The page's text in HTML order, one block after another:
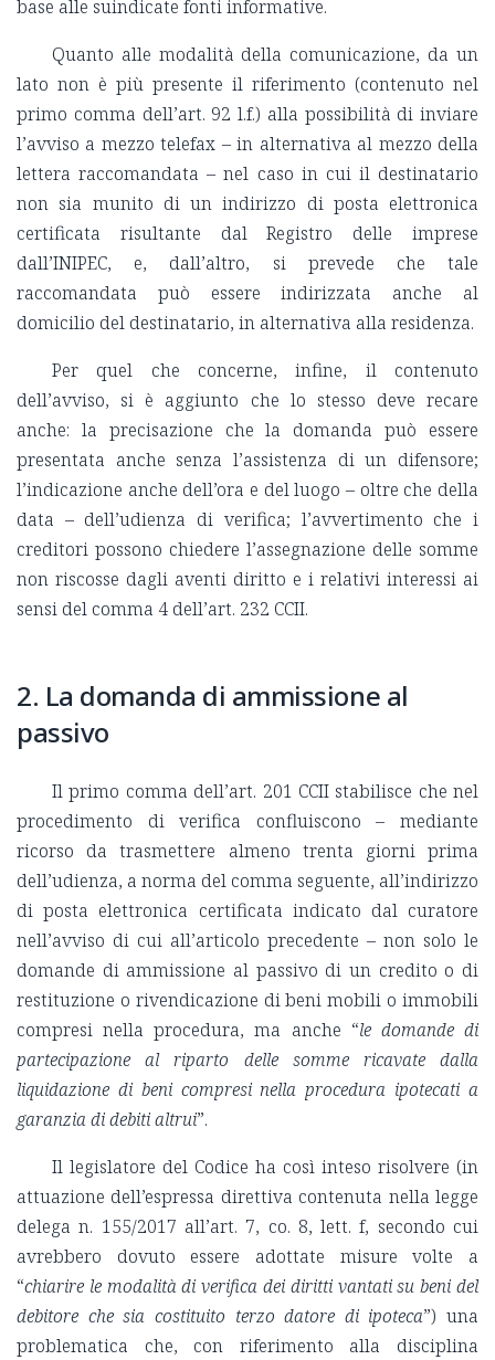
base alle suindicate fonti informative.
Quanto alle modalità della comunicazione, da un
lato non è più presente il riferimento (contenuto nel
primo comma dell’art. 92 l.f.) alla possibilità di inviare
l’avviso a mezzo telefax – in alternativa al mezzo della
lettera raccomandata – nel caso in cui il destinatario
non sia munito di un indirizzo di posta elettronica
certificata risultante dal Registro delle imprese
dall’INIPEC, e, dall’altro, si prevede che tale
raccomandata può essere indirizzata anche al
domicilio del destinatario, in alternativa alla residenza.
Per quel che concerne, infine, il contenuto
dell’avviso, si è aggiunto che lo stesso deve recare
anche: la precisazione che la domanda può essere
presentata anche senza l’assistenza di un difensore;
l’indicazione anche dell’ora e del luogo – oltre che della
data – dell’udienza di verifica; l’avvertimento che i
creditori possono chiedere l’assegnazione delle somme
non riscosse dagli aventi diritto e i relativi interessi ai
sensi del comma 4 dell’art. 232 CCII.
2. La domanda di ammissione al
passivo
Il primo comma dell’art. 201 CCII stabilisce che nel
procedimento di verifica confluiscono – mediante
ricorso da trasmettere almeno trenta giorni prima
dell’udienza, a norma del comma seguente, all’indirizzo
di posta elettronica certificata indicato dal curatore
nell’avviso di cui all’articolo precedente – non solo le
domande di ammissione al passivo di un credito o di
restituzione o rivendicazione di beni mobili o immobili
compresi nella procedura, ma anche “le domande di
partecipazione al riparto delle somme ricavate dalla
liquidazione di beni compresi nella procedura ipotecati a
garanzia di debiti altrui”.
Il legislatore del Codice ha così inteso risolvere (in
attuazione dell’espressa direttiva contenuta nella legge
delega n. 155/2017 all’art. 7, co. 8, lett. f, secondo cui
avrebbero dovuto essere adottate misure volte a
“chiarire le modalità di verifica dei diritti vantati su beni del
debitore che sia costituito terzo datore di ipoteca”) una
problematica che, con riferimento alla disciplina